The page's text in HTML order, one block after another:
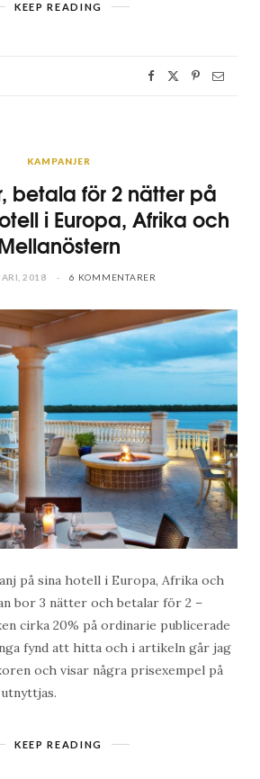
KEEP READING
KAMPANJER
betala för 2 nätter på
i Europa, Afrika och
2018 6 KOMMENTARER
på sina hotell i Europa, Afrika och
bor 3 nätter och betalar för 2 –
cirka 20% på ordinarie publicerade
fynd att hitta och i artikeln går jag
och visar några prisexempel på
KEEP READING